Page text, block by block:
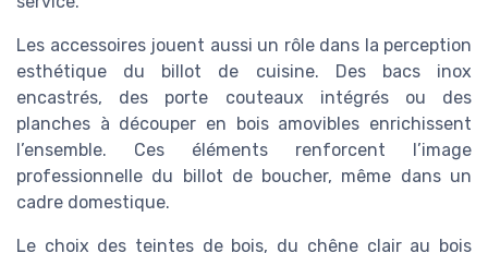
Les accessoires jouent aussi un rôle dans la perception
esthétique du billot de cuisine. Des bacs inox
encastrés, des porte couteaux intégrés ou des
planches à découper en bois amovibles enrichissent
l’ensemble. Ces éléments renforcent l’image
professionnelle du billot de boucher, même dans un
cadre domestique.
Le choix des teintes de bois, du chêne clair au bois